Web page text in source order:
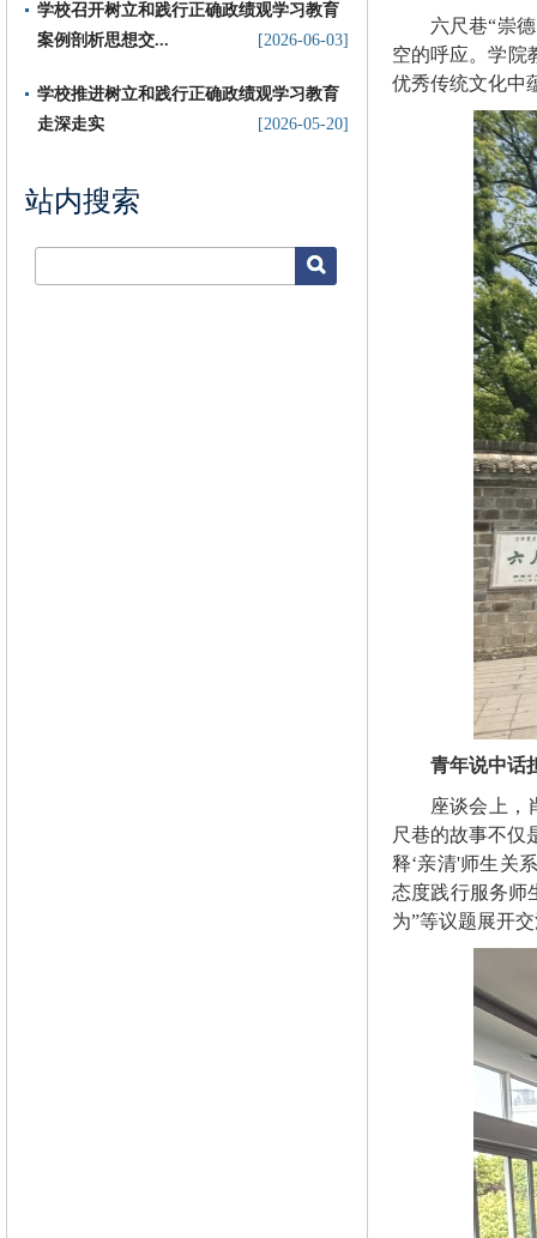
学校召开树立和践行正确政绩观学习教育
案例剖析思想交...
[2026-06-03]
学校推进树立和践行正确政绩观学习教育
走深走实
[2026-05-20]
站内搜索
六尺巷“崇
空的呼应。学院
优秀传统文化中
青年说中话
座谈会上，
尺巷的故事不仅
释‘亲清'师生关
态度践行服务师
为”等议题展开